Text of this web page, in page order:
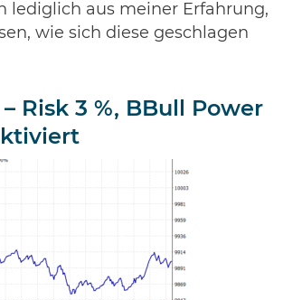
lediglich aus meiner Erfahrung,
wie sich diese geschlagen
Risk 3 %, BBull Power